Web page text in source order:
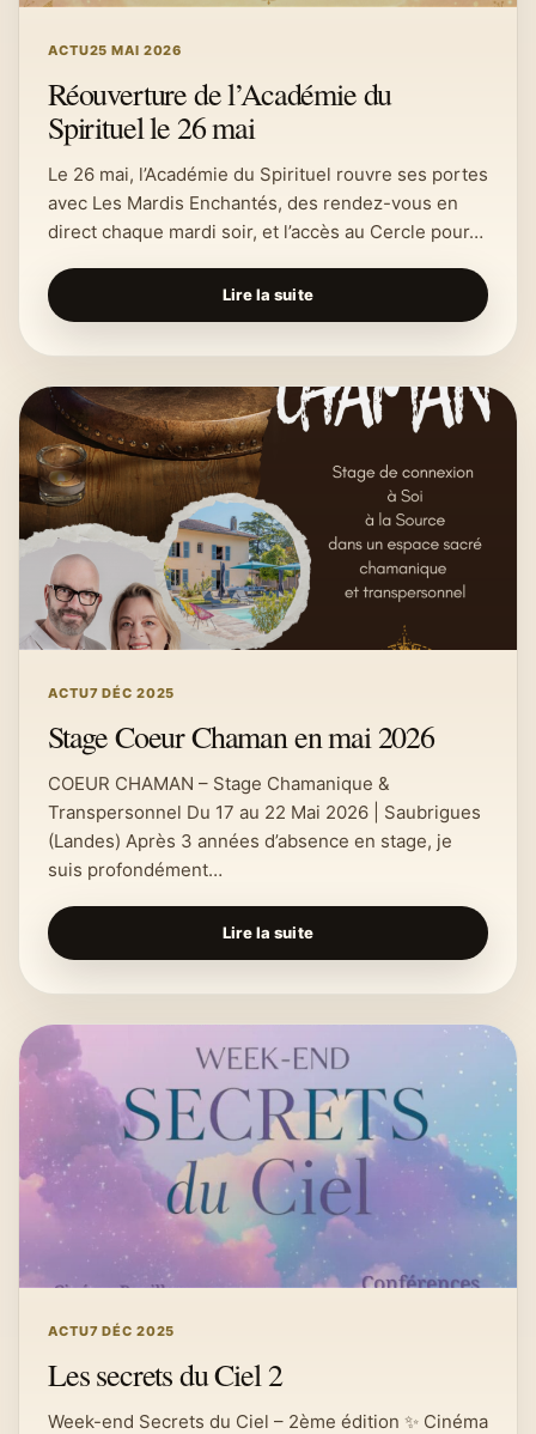
ACTU25 MAI 2026
Réouverture de l’Académie du
Spirituel le 26 mai
Le 26 mai, l’Académie du Spirituel rouvre ses portes
avec Les Mardis Enchantés, des rendez-vous en
direct chaque mardi soir, et l’accès au Cercle pour…
Lire la suite
ACTU7 DÉC 2025
Stage Coeur Chaman en mai 2026
COEUR CHAMAN – Stage Chamanique &
Transpersonnel Du 17 au 22 Mai 2026 | Saubrigues
(Landes) Après 3 années d’absence en stage, je
suis profondément…
Lire la suite
ACTU7 DÉC 2025
Les secrets du Ciel 2
Week-end Secrets du Ciel – 2ème édition ✨ Cinéma